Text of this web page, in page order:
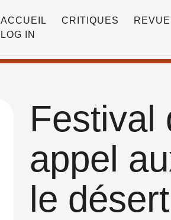
ACCUEIL CRITIQUES
LOG IN
Festival
appel
le